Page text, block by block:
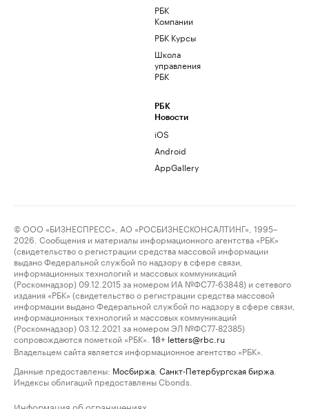
РБК
Компании
РБК Курсы
Школа
управления
РБК
РБК
Новости
iOS
Android
AppGallery
© ООО «БИЗНЕСПРЕСС», АО «РОСБИЗНЕСКОНСАЛТИНГ», 1995–
2026. Сообщения и материалы информационного агентства «РБК»
(свидетельство о регистрации средства массовой информации
выдано Федеральной службой по надзору в сфере связи,
информационных технологий и массовых коммуникаций
(Роскомнадзор) 09.12.2015 за номером ИА №ФС77-63848) и сетевого
издания «РБК» (свидетельство о регистрации средства массовой
информации выдано Федеральной службой по надзору в сфере связи,
информационных технологий и массовых коммуникаций
(Роскомнадзор) 03.12.2021 за номером ЭЛ №ФС77-82385)
сопровождаются пометкой «РБК».
18+ letters@rbc.ru
Владельцем сайта является информационное агентство «РБК».
Данные предоставлены: Мосбиржа Санкт-Петербургская биржа
Индексы облигаций предоставлены Cbonds.
Информация об ограничениях